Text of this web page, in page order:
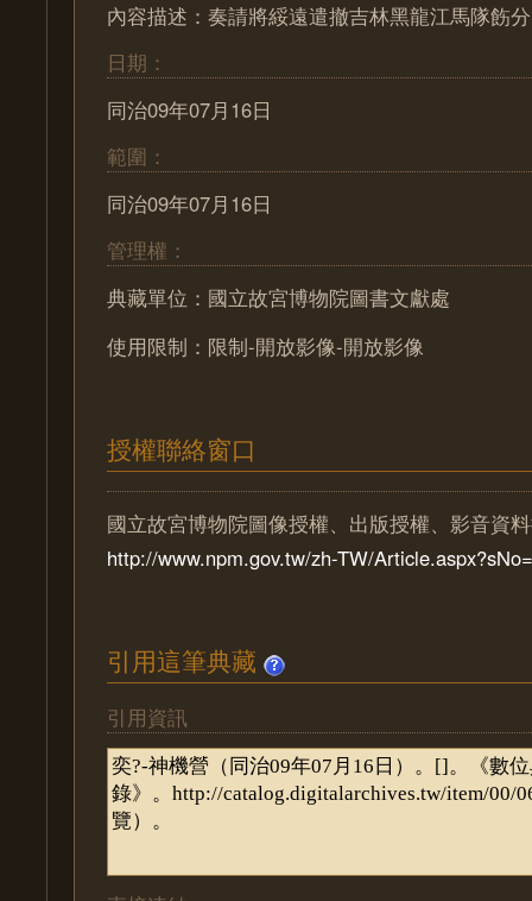
內容描述：奏請將綏遠遣撤吉林黑龍江馬隊飭
日期：
同治09年07月16日
範圍：
同治09年07月16日
管理權：
典藏單位：國立故宮博物院圖書文獻處
使用限制：限制-開放影像-開放影像
授權聯絡窗口
國立故宮博物院圖像授權、出版授權、影音資
http://www.npm.gov.tw/zh-TW/
引用這筆典藏
引用資訊